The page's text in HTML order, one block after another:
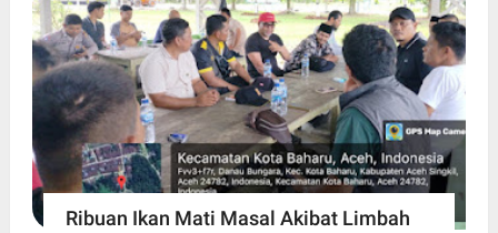
Ribuan Ikan Mati Masal Akibat Limbah